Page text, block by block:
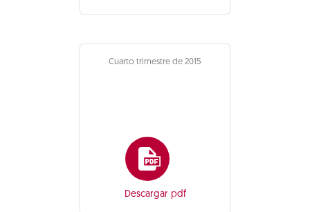
Cuarto trimestre de 2015
Descargar pdf